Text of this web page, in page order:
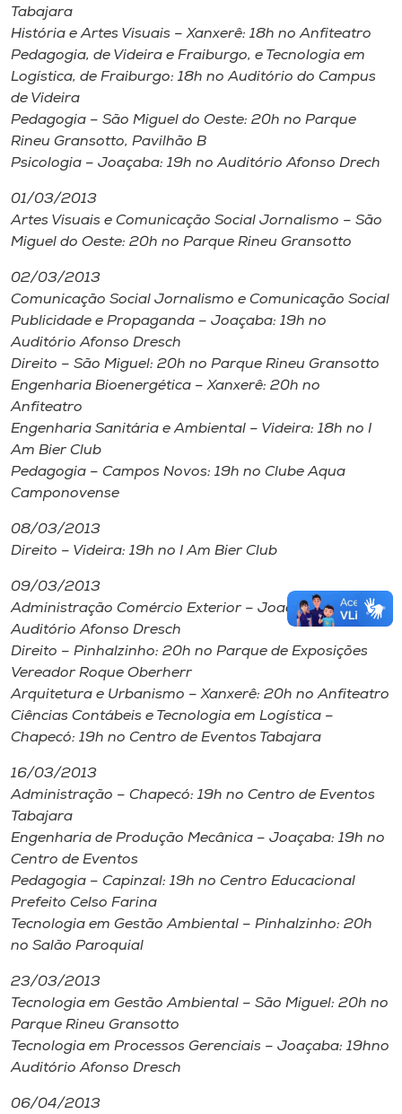
Tabajara
História e Artes Visuais – Xanxerê: 18h no Anfiteatro
Pedagogia, de Videira e Fraiburgo, e Tecnologia em
Logística, de Fraiburgo: 18h no Auditório do Campus
de Videira
Pedagogia – São Miguel do Oeste: 20h no Parque
Rineu Gransotto, Pavilhão B
Psicologia – Joaçaba: 19h no Auditório Afonso Drech
01/03/2013
Artes Visuais e Comunicação Social Jornalismo – São
Miguel do Oeste: 20h no Parque Rineu Gransotto
02/03/2013
Comunicação Social Jornalismo e Comunicação Social
Publicidade e Propaganda – Joaçaba: 19h no
Auditório Afonso Dresch
Direito – São Miguel: 20h no Parque Rineu Gransotto
Engenharia Bioenergética – Xanxerê: 20h no
Anfiteatro
Engenharia Sanitária e Ambiental – Videira: 18h no I
Am Bier Club
Pedagogia – Campos Novos: 19h no Clube Aqua
Camponovense
08/03/2013
Direito – Videira: 19h no I Am Bier Club
09/03/2013
Administração Comércio Exterior – Joaçaba: 19h no
Auditório Afonso Dresch
Direito – Pinhalzinho: 20h no Parque de Exposições
Vereador Roque Oberherr
Arquitetura e Urbanismo – Xanxerê: 20h no Anfiteatro
Ciências Contábeis e Tecnologia em Logística –
Chapecó: 19h no Centro de Eventos Tabajara
16/03/2013
Administração – Chapecó: 19h no Centro de Eventos
Tabajara
Engenharia de Produção Mecânica – Joaçaba: 19h no
Centro de Eventos
Pedagogia – Capinzal: 19h no Centro Educacional
Prefeito Celso Farina
Tecnologia em Gestão Ambiental – Pinhalzinho: 20h
no Salão Paroquial
23/03/2013
Tecnologia em Gestão Ambiental – São Miguel: 20h no
Parque Rineu Gransotto
Tecnologia em Processos Gerenciais – Joaçaba: 19hno
Auditório Afonso Dresch
06/04/2013